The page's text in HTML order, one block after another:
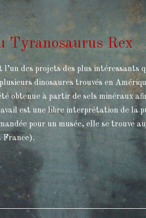
Tyranosaurus Rex
des projets des plus intéressants
dinosaures trouvés en
obtenue à partir de sels minéraux
est une libre interprétation de la
pour un musée, elle se trouve
France).